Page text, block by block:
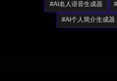
#AI名人语音生成器
#AI个人简介生成器